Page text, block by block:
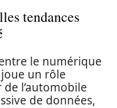
tendances
le numérique
joue un rôle
l’automobile
de données,